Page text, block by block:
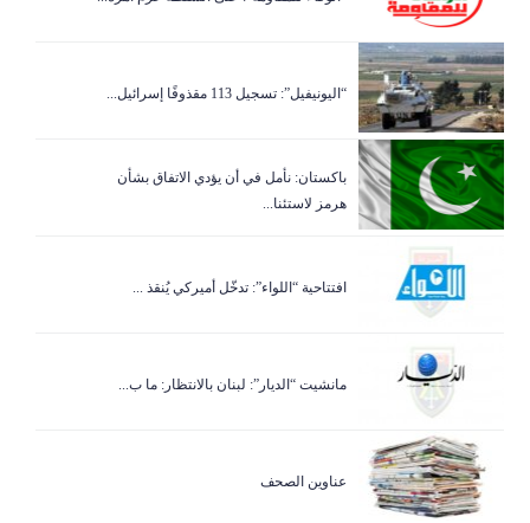
“اليونيفيل”: تسجيل 113 مقذوفًا إسرائيل...
باكستان: نأمل في أن يؤدي الاتفاق بشأن
هرمز لاستئنا...
افتتاحية “اللواء”: تدخّل أميركي يُنقذ ...
مانشيت “الديار”: لبنان بالانتظار: ما ب...
عناوين الصحف